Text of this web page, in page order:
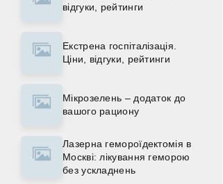
відгуки, рейтинги
Екстрена госпіталізація.
Ціни, відгуки, рейтинги
Мікрозелень – додаток до
вашого рациону
Лазерна гемороїдектомія в
Москві: лікування геморою
без ускладнень